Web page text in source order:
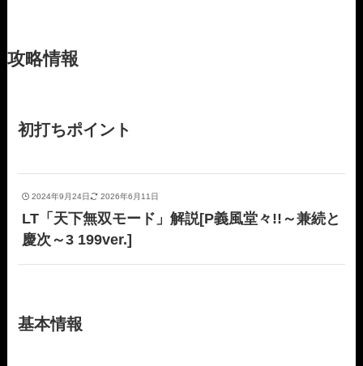
攻略情報
初打ちポイント
2024年9月24日 2026年6月11日
LT「天下無双モード」解説[P義風堂々!!～兼続と
慶次～3 199ver.]
基本情報